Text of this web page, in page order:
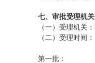
七、审批受理机关
（一）受理机关
（二）受理时间：
第一批：